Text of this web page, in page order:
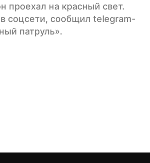
проехал на красный свет.
соцсети, сообщил telegram-
патруль».